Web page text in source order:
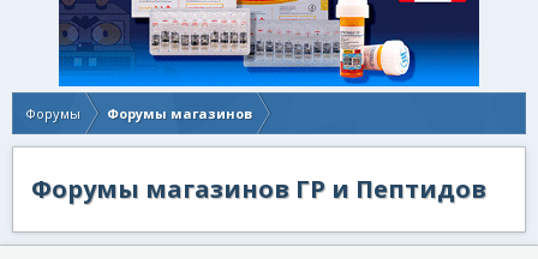
Форумы Форумы магазинов
Форумы магазинов ГР и Пептидов